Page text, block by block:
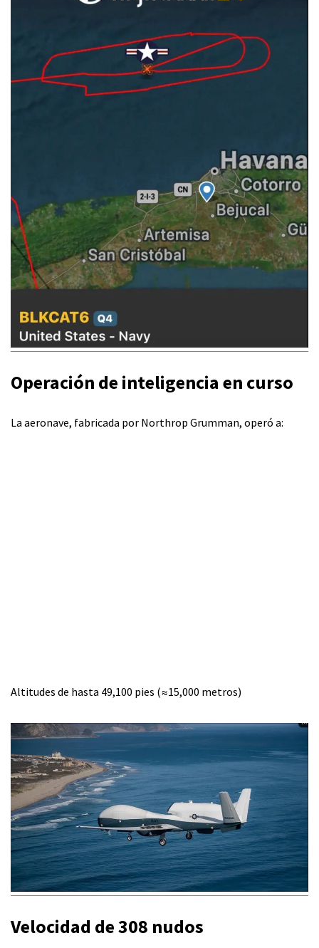
Operación de inteligencia en curso
La aeronave, fabricada por Northrop Grumman, operó a:
Altitudes de hasta 49,100 pies (≈15,000 metros)
Velocidad de 308 nudos